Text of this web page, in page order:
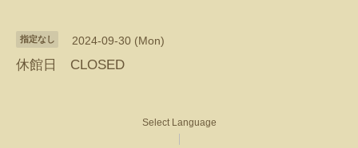
指定なし 2024-09-30 (Mon)
休館日 CLOSED
Select Language